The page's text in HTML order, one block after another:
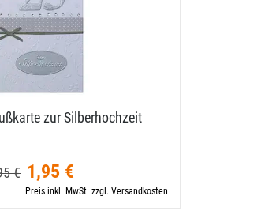
zur Silberhochzeit
€ 1,95 €
Preis inkl. MwSt. zzgl. Versandkosten